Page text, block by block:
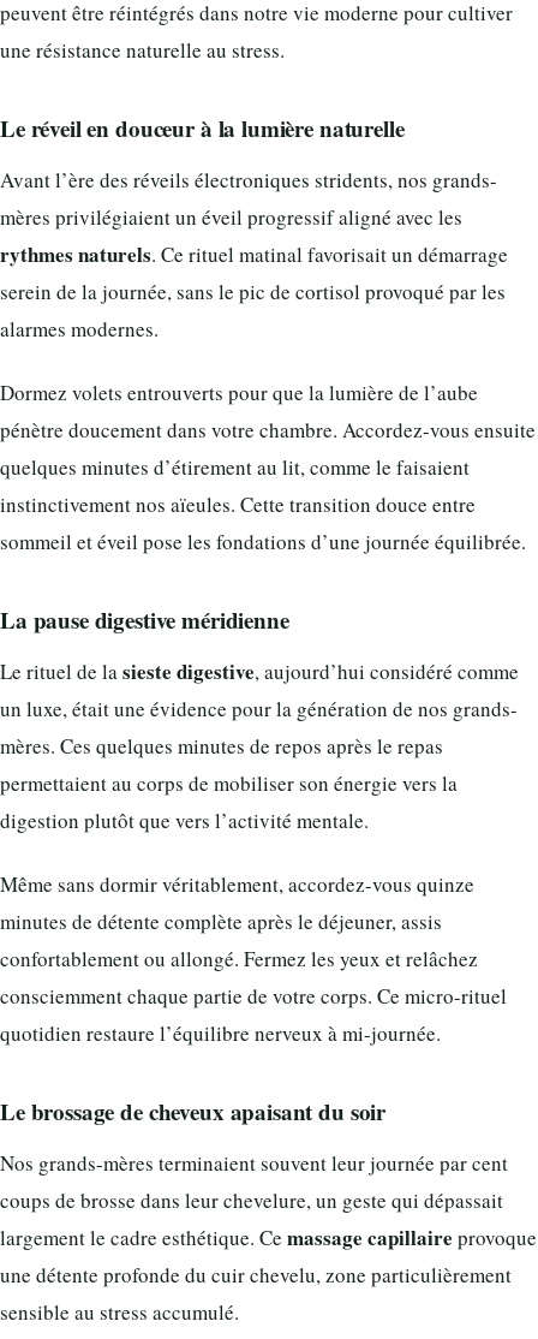
peuvent être réintégrés dans notre vie moderne pour cultiver
une résistance naturelle au stress.
Le réveil en douceur à la lumière naturelle
Avant l’ère des réveils électroniques stridents, nos grands-
mères privilégiaient un éveil progressif aligné avec les
rythmes naturels. Ce rituel matinal favorisait un démarrage
serein de la journée, sans le pic de cortisol provoqué par les
alarmes modernes.
Dormez volets entrouverts pour que la lumière de l’aube
pénètre doucement dans votre chambre. Accordez-vous ensuite
quelques minutes d’étirement au lit, comme le faisaient
instinctivement nos aïeules. Cette transition douce entre
sommeil et éveil pose les fondations d’une journée équilibrée.
La pause digestive méridienne
Le rituel de lasieste digestive, aujourd’hui considéré comme
un luxe, était une évidence pour la génération de nos grands-
mères. Ces quelques minutes de repos après le repas
permettaient au corps de mobiliser son énergie vers la
digestion plutôt que vers l’activité mentale.
Même sans dormir véritablement, accordez-vous quinze
minutes de détente complète après le déjeuner, assis
confortablement ou allongé. Fermez les yeux et relâchez
consciemment chaque partie de votre corps. Ce micro-rituel
quotidien restaure l’équilibre nerveux à mi-journée.
Le brossage de cheveux apaisant du soir
Nos grands-mères terminaient souvent leur journée par cent
coups de brosse dans leur chevelure, un geste qui dépassait
largement le cadre esthétique. Ce massage capillaire provoque
une détente profonde du cuir chevelu, zone particulièrement
sensible au stress accumulé.